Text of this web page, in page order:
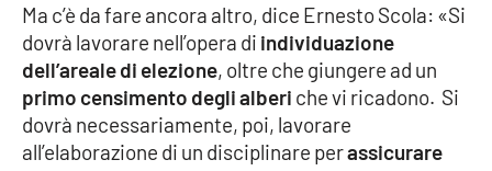
Ma c’è da fare ancora altro, dice Ernesto Scola: «Si
dovrà lavorare nell’opera di individuazione
dell’areale di elezione, oltre che giungere ad un
primo censimento degli alberi che vi ricadono. Si
dovrà necessariamente, poi, lavorare
all’elaborazione di un disciplinare perassicurare